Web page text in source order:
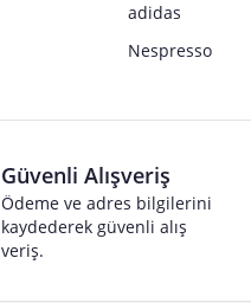
adidas
Nespresso
Güvenli Alışveriş
Ödeme ve adres bilgilerini
kaydederek güvenli alış
veriş.